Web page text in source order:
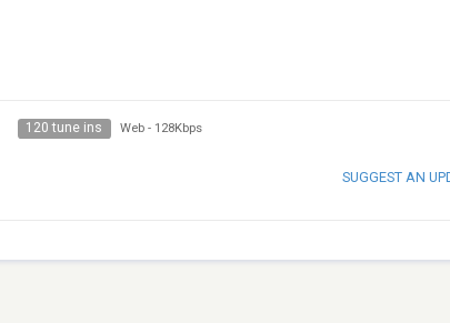
120 tune ins Web - 128Kbps
SUGGEST AN